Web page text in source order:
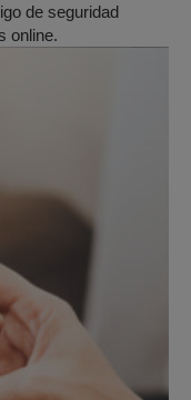
de seguridad
online.